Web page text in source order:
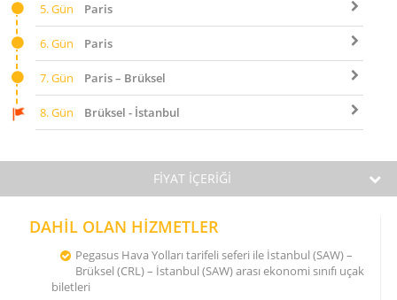
5. Gün Paris
6. Gün Paris
7. Gün Paris – Brüksel
8. Gün Brüksel - İstanbul
FİYAT İÇERİĞİ
DAHİL OLAN HİZMETLER
Pegasus Hava Yolları tarifeli seferi ile İstanbul (SAW) –
Brüksel (CRL) – İstanbul (SAW) arası ekonomi sınıfı uçak
biletleri